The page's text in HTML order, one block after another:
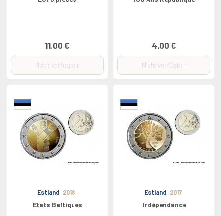
11.00 €
Nicht verfügbar
4.00 €
Nicht verfügbar
Estland 2018
Etats Baltiques
Estland 2017
Indépendance